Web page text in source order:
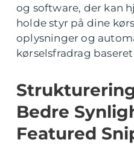
og software, der kan
holde styr på dine
oplysninger og
kørselsfradrag
Bedre
Featured